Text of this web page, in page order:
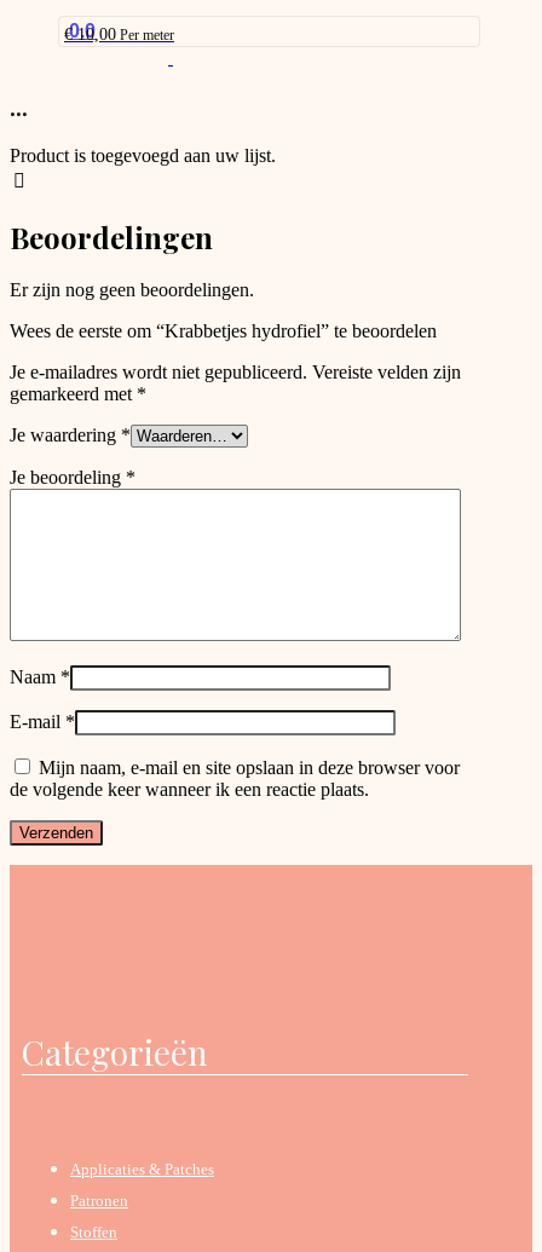
0.0
€10,00 Per meter
...
Product is toegevoegd aan uw lijst.
Beoordelingen
Er zijn nog geen beoordelingen.
Wees de eerste om “Krabbetjes hydrofiel” te beoordelen
Je e-mailadres wordt niet gepubliceerd. Vereiste velden zijn
gemarkeerd met *
Je waardering *
Je beoordeling *
Naam *
E-mail *
Mijn naam, e-mail en site opslaan in deze browser voor
de volgende keer wanneer ik een reactie plaats.
Categorieën
Applicaties & Patches
Patronen
Stoffen